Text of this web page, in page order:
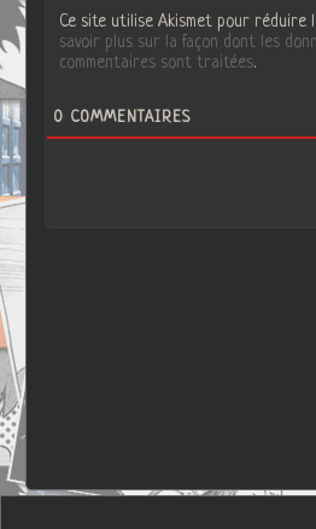
Ce site utilise Akismet pour réduire
savoir plus sur la façon dont les
commentaires sont traitées.
0 COMMENTAIRES